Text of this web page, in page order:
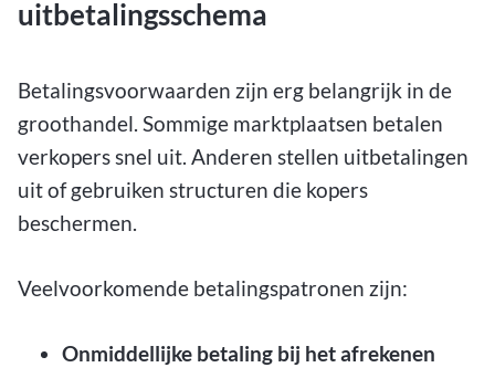
uitbetalingsschema
Betalingsvoorwaarden zijn erg belangrijk in de
groothandel. Sommige marktplaatsen betalen
verkopers snel uit. Anderen stellen uitbetalingen
uit of gebruiken structuren die kopers
beschermen.
Veelvoorkomende betalingspatronen zijn:
Onmiddellijke betaling bij het afrekenen